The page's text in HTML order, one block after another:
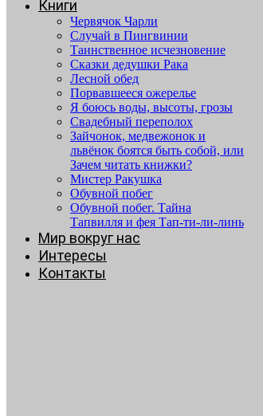
Книги
Червячок Чарли
Случай в Пингвинии
Таинственное исчезновение
Сказки дедушки Рака
Лесной обед
Порвавшееся ожерелье
Я боюсь воды, высоты, грозы
Свадебный переполох
Зайчонок, медвежонок и
львёнок боятся быть собой, или
Зачем читать книжки?
Мистер Ракушка
Обувной побег
Обувной побег. Тайна
Тапвилля и фея Тап-ти-ли-линь
Мир вокруг нас
Интересы
Контакты